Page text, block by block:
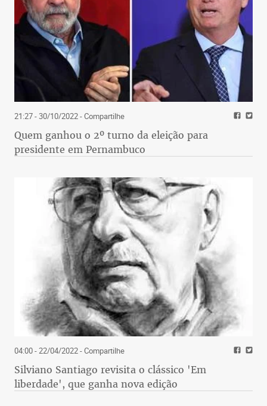
21:27 - 30/10/2022- Compartilhe
Quem ganhou o 2º turno da eleição para
presidente em Pernambuco
04:00 - 22/04/2022- Compartilhe
Silviano Santiago revisita o clássico 'Em
liberdade', que ganha nova edição